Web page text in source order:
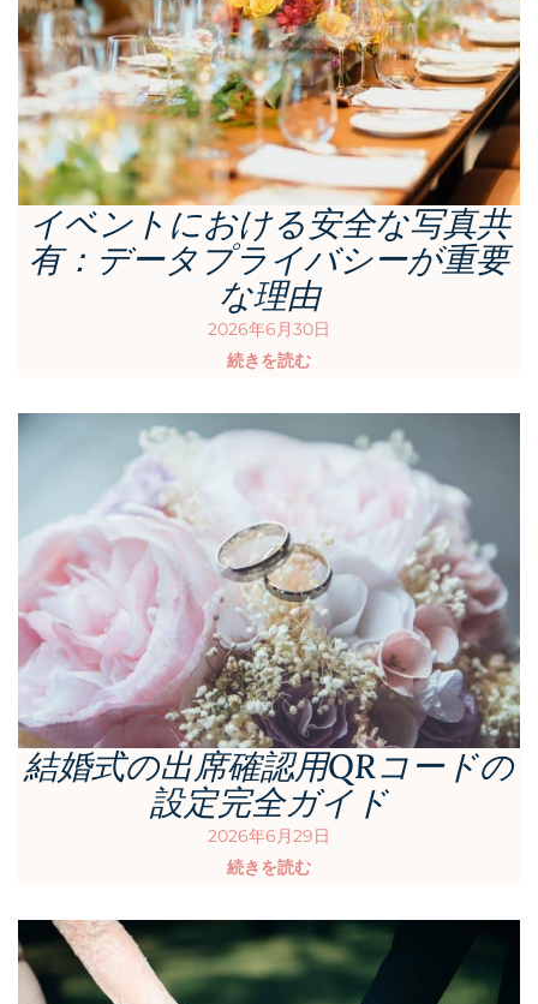
イベントにおける安全な写真共
有：データプライバシーが重要
な理由
2026年6月30日
続きを読む
結婚式の出席確認用QRコードの
設定完全ガイド
2026年6月29日
続きを読む